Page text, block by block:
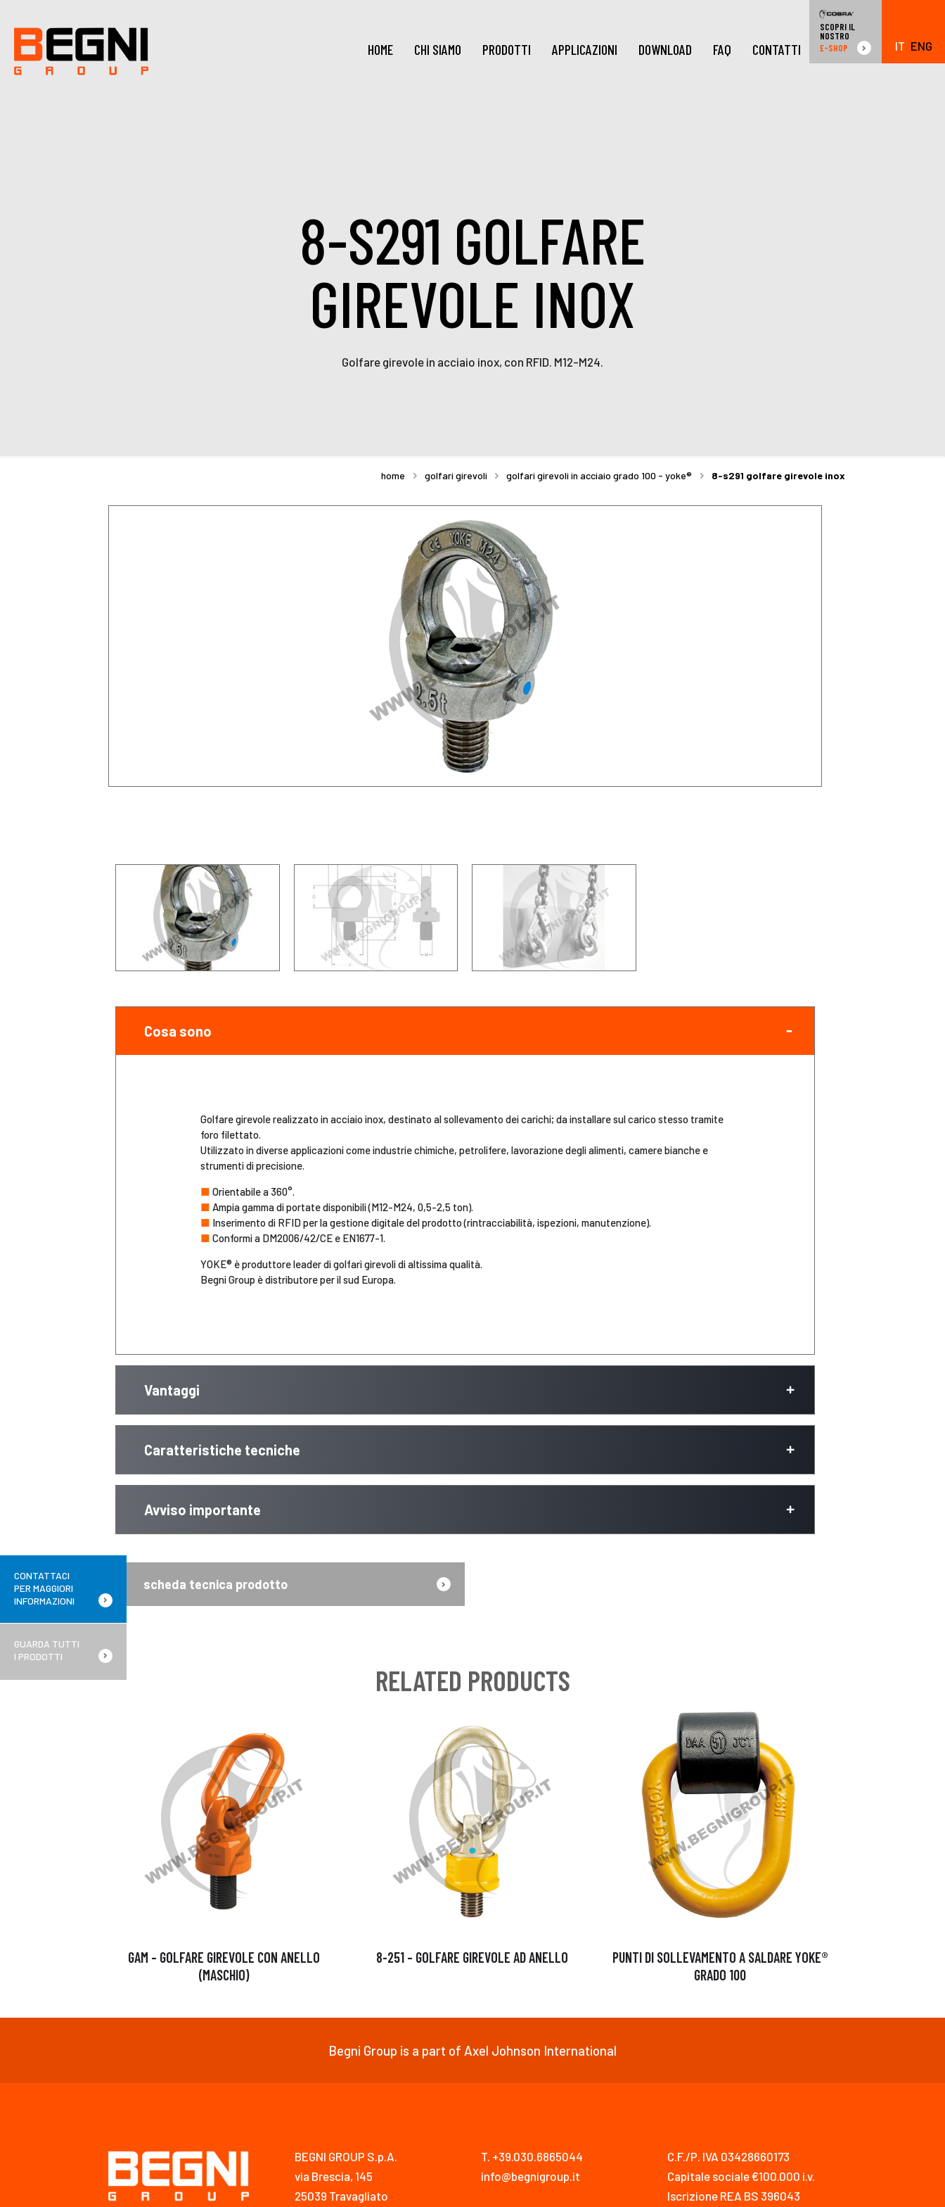
CONTATTACI
PER MAGGIORI
INFORMAZIONI
GUARDA TUTTI
I PRODOTTI
HOME CHI SIAMO PRODOTTI APPLICAZIONI DOWNLOAD FAQ CONTATTI
SCOPRI IL
NOSTRO
E-SHOP
IT ENG
8-S291 GOLFARE
GIREVOLE INOX
Golfare girevole in acciaio inox, con RFID. M12-M24.
home golfari girevoli golfari girevoli in acciaio grado 100 - yoke® 8-s291 golfare girevole inox
Cosa sono
Golfare girevole realizzato in acciaio inox, destinato al sollevamento dei carichi; da installare sul carico stesso tramite
foro filettato.
Utilizzato in diverse applicazioni come industrie chimiche, petrolifere, lavorazione degli alimenti, camere bianche e
strumenti di precisione.
■ Orientabile a 360°.
■ Ampia gamma di portate disponibili (M12-M24, 0,5-2,5 ton).
■ Inserimento di RFID per la gestione digitale del prodotto (rintracciabilità, ispezioni, manutenzione).
■ Conformi a DM2006/42/CE e EN1677-1.
YOKE® è produttore leader di golfari girevoli di altissima qualità.
Begni Group è distributore per il sud Europa.
Vantaggi
Caratteristiche tecniche
Avviso importante
scheda tecnica prodotto
RELATED PRODUCTS
GAM – GOLFARE GIREVOLE CON ANELLO
(MASCHIO)
8-251 – GOLFARE GIREVOLE AD ANELLO
PUNTI DI SOLLEVAMENTO A SALDARE YOKE®
GRADO 100
Begni Group is a part of Axel Johnson International
BEGNI GROUP S.p.A.
via Brescia, 145
25039 Travagliato
T. +39.030.6865044
info@begnigroup.it
C.F./P. IVA 03428660173
Capitale sociale €100.000 i.v.
Iscrizione REA BS 396043